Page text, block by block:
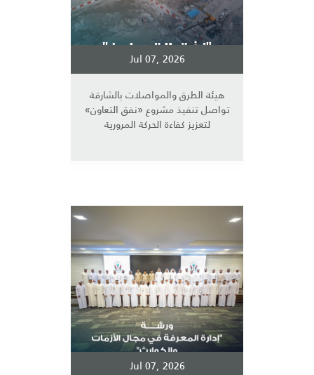
Jul 07, 2026
هيئة الطرق والمواصلات بالشارقة
تواصل تنفيذ مشروع «نفق التعاون»
لتعزيز كفاءة الحركة المرورية
Jul 07, 2026